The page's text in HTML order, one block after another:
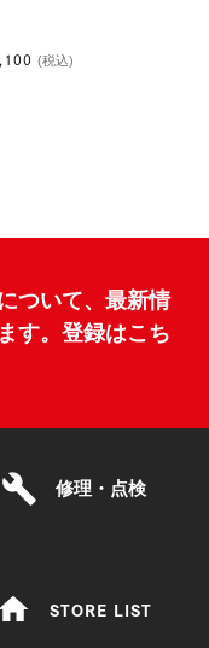
(税込)
ついて、最新情
す。登録はこち
build 修理・点検
home STORE LIST